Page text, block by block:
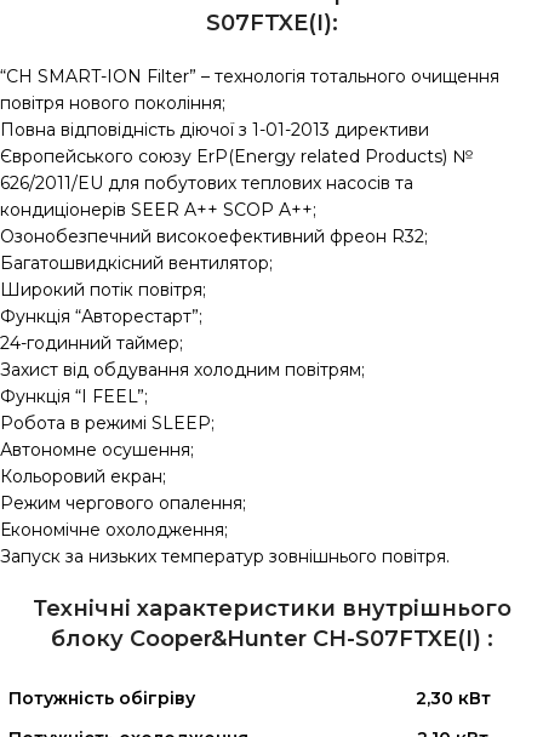
S07FTXE(I):
“CH SMART-ION Filter” – технологія тотального очищення
повітря нового покоління;
Повна відповідність діючої з 1-01-2013 директиви
Європейського союзу ErP(Energy related Products) №
626/2011/EU для побутових теплових насосів та
кондиціонерів SEER A++ SCOP A++;
Озонобезпечний високоефективний фреон R32;
Багатошвидкісний вентилятор;
Широкий потік повітря;
Функція “Авторестарт”;
24-годинний таймер;
Захист від обдування холодним повітрям;
Функція “I FEEL”;
Робота в режимі SLEEP;
Автономне осушення;
Кольоровий екран;
Режим чергового опалення;
Економічне охолодження;
Запуск за низьких температур зовнішнього повітря.
Технічні характеристики внутрішнього
блоку Cooper&Hunter CH-S07FTXE(I) :
Потужність обігріву
2,30 кВт